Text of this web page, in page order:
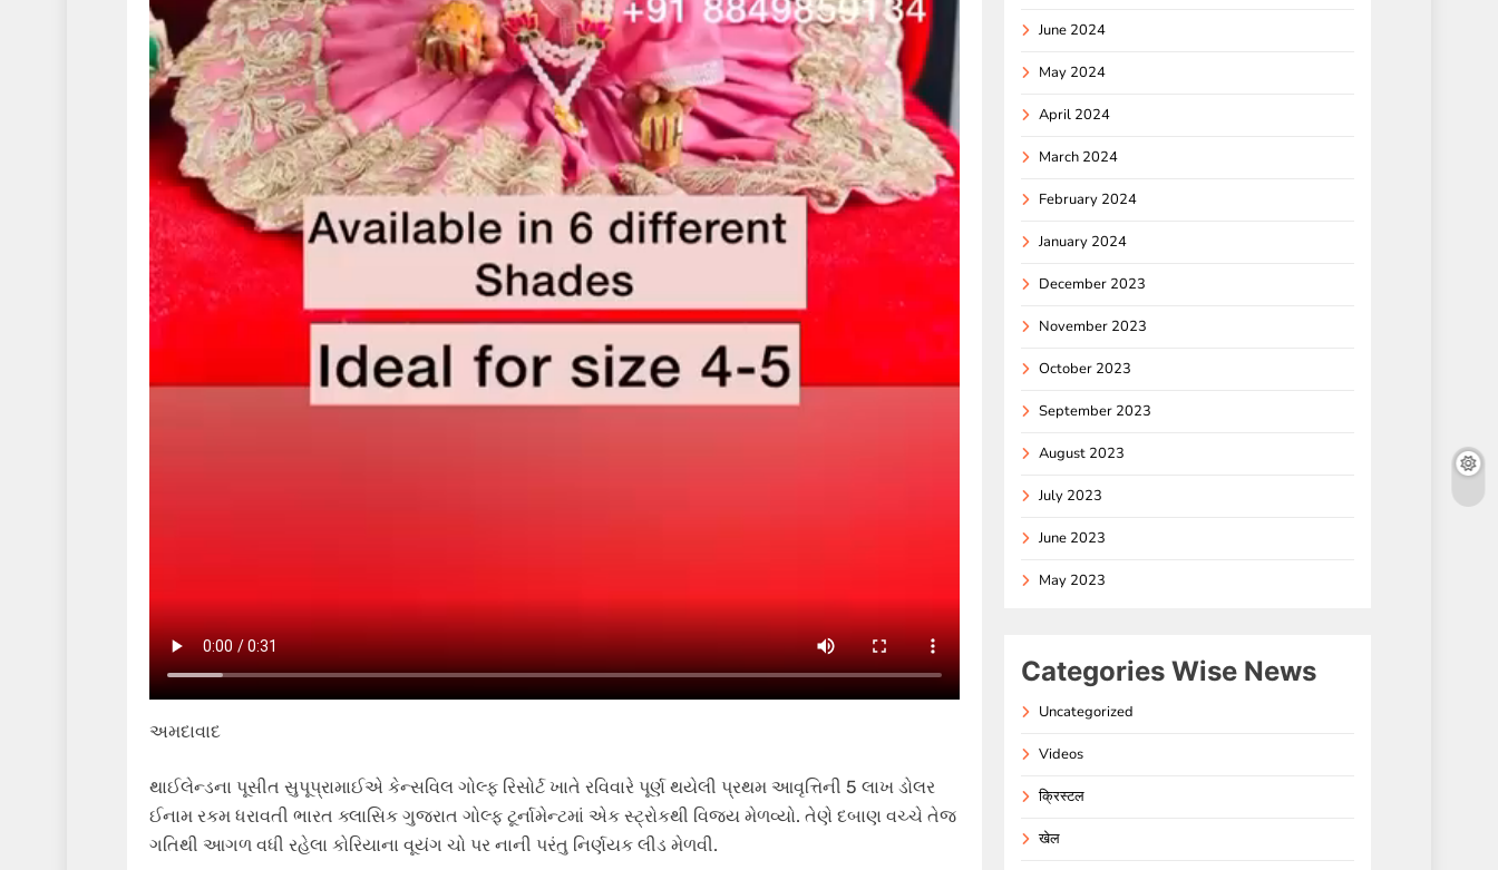
અમદાવાદ
થાઈલેન્ડના પૂસીત સુપૂપ્રામાઈએ કેન્સવિલ ગોલ્ફ રિસોર્ટ ખાતે રવિવારે પૂર્ણ થયેલી પ્રથમ આવૃત્તિની 5 લાખ ડોલર
ઈનામ રકમ ધરાવતી ભારત ક્લાસિક ગુજરાત ગોલ્ફ ટૂર્નામેન્ટમાં એક સ્ટ્રોકથી વિજય મેળવ્યો. તેણે દબાણ વચ્ચે તેજ
ગતિથી આગળ વધી રહેલા કોરિયાના વૂયંગ ચો પર નાની પરંતુ નિર્ણયક લીડ મેળવી.
June 2024
May 2024
April 2024
March 2024
February 2024
January 2024
December 2023
November 2023
October 2023
September 2023
August 2023
July 2023
June 2023
May 2023
Categories Wise News
Uncategorized
Videos
क्रिस्टल
खेल